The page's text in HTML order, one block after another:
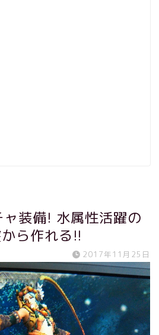
装備! 水属性活躍の
ら作れる!!
2017年11月25日